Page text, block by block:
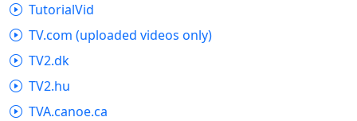
TutorialVid
TV.com (uploaded videos only)
TV2.dk
TV2.hu
TVA.canoe.ca